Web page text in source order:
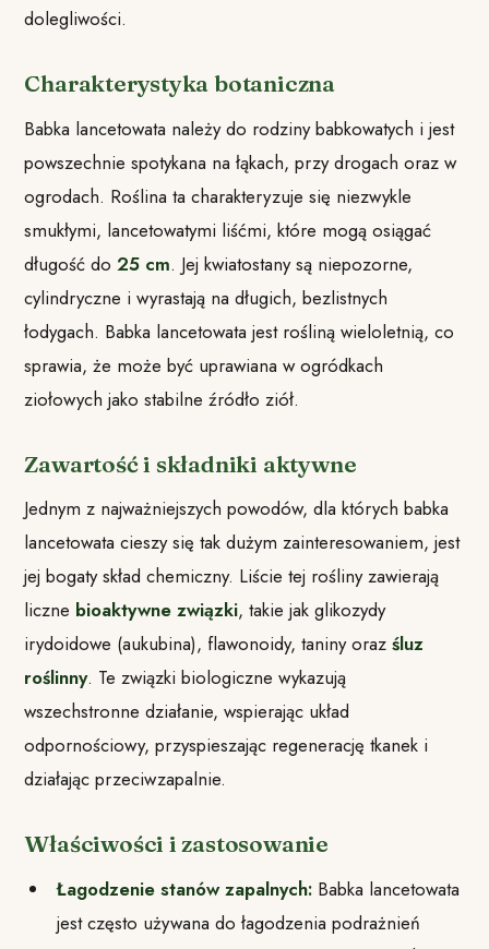
dolegliwości.
Charakterystyka botaniczna
Babka lancetowata należy do rodziny babkowatych i jest
powszechnie spotykana na łąkach, przy drogach oraz w
ogrodach. Roślina ta charakteryzuje się niezwykle
smukłymi, lancetowatymi liśćmi, które mogą osiągać
długość do25 cm. Jej kwiatostany są niepozorne,
cylindryczne i wyrastają na długich, bezlistnych
łodygach. Babka lancetowata jest rośliną wieloletnią, co
sprawia, że może być uprawiana w ogródkach
ziołowych jako stabilne źródło ziół.
Zawartość i składniki aktywne
Jednym z najważniejszych powodów, dla których babka
lancetowata cieszy się tak dużym zainteresowaniem, jest
jej bogaty skład chemiczny. Liście tej rośliny zawierają
liczne bioaktywne związki, takie jak glikozydy
irydoidowe (aukubina), flawonoidy, taniny orazśluz
roślinny. Te związki biologiczne wykazują
wszechstronne działanie, wspierając układ
odpornościowy, przyspieszając regenerację tkanek i
działając przeciwzapalnie.
Właściwości i zastosowanie
Łagodzenie stanów zapalnych:Babka lancetowata
jest często używana do łagodzenia podrażnień